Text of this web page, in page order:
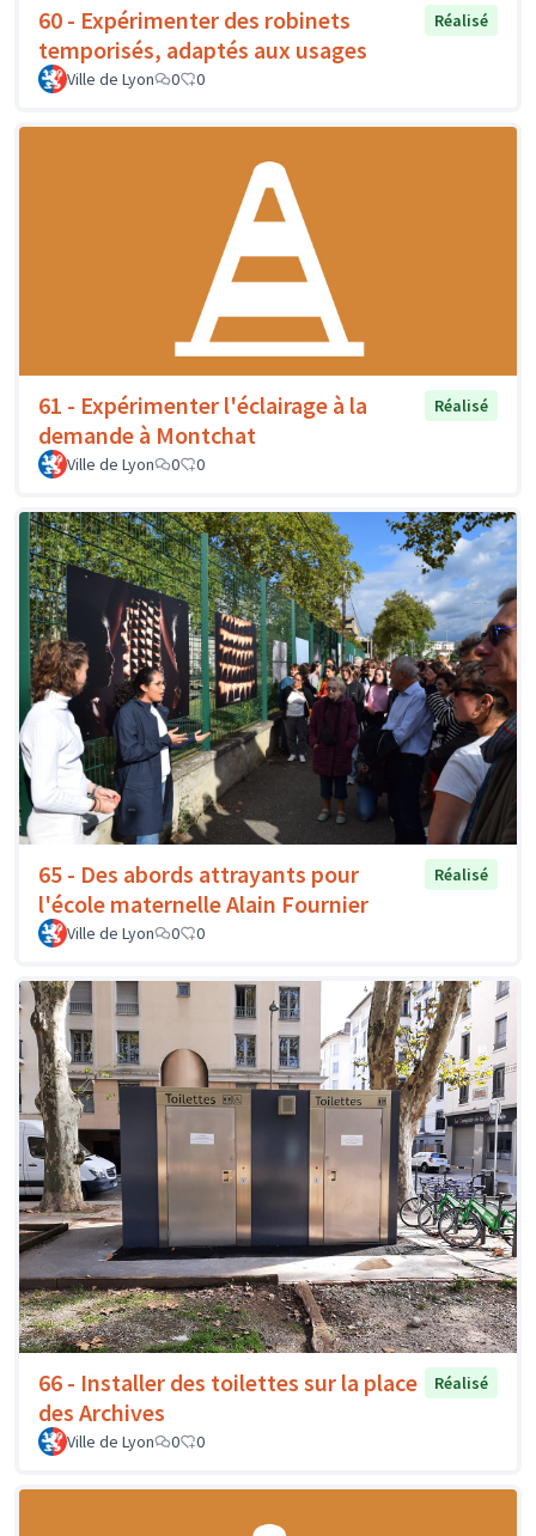
60 - Expérimenter des robinets
temporisés, adaptés aux usages
Réalisé
Ville de Lyon 0 0
61 - Expérimenter l'éclairage à la
demande à Montchat
Réalisé
Ville de Lyon 0 0
65 - Des abords attrayants pour
l'école maternelle Alain Fournier
Réalisé
Ville de Lyon 0 0
66 - Installer des toilettes sur la place
des Archives
Réalisé
Ville de Lyon 0 0